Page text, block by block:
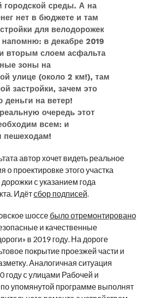
городской среды. А на
нет в бюджете и там
для велодорожек
напомню: в декабре 2019
вторым слоем асфальта
зоны на
улице (около 2 км!), там
застройки, зачем это
деньги на ветер!
очередь этот
всем: и
пешеходам!
автор хочет видеть реальное
о проектировке этого участка
с указанием года
Идётсбор подписей.
шоссе было отремонтировано
и качественные
в 2019 году. На дороге
покрытие проезжей части и
Аналогичная ситуация
году с улицами Рабочей и
по упомянутой программе выполнят